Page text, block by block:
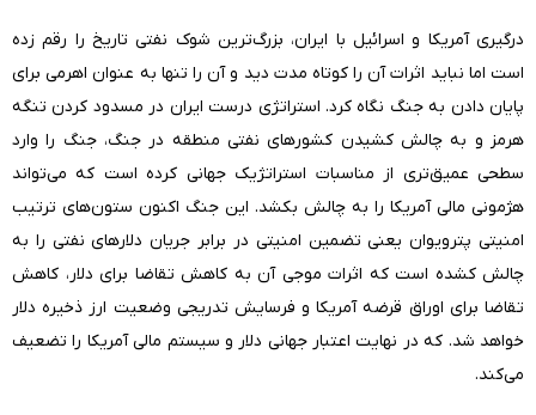
درگیری آمریکا و اسرائیل با ایران، بزرگ‌ترین شوک نفتی تاریخ را رقم زده
است اما نباید اثرات آن را کوتاه مدت دید و آن را تنها به عنوان اهرمی برای
پایان دادن به جنگ نگاه کرد. استراتژی درست ایران در مسدود کردن تنگه
هرمز و به چالش کشیدن کشورهای نفتی منطقه در جنگ، جنگ را وارد
سطحی عمیق‌تری از مناسبات استراتژیک جهانی کرده است که می‌تواند
هژمونی مالی آمریکا را به چالش بکشد. این جنگ اکنون ستون‌های ترتیب
امنیتی پترویوان یعنی تضمین امنیتی در برابر جریان دلارهای نفتی را به
چالش کشده است که اثرات موجی آن به کاهش تقاضا برای دلار، کاهش
تقاضا برای اوراق قرضه آمریکا و فرسایش تدریجی وضعیت ارز ذخیره دلار
خواهد شد. که در نهایت اعتبار جهانی دلار و سیستم مالی آمریکا را تضعیف
می‌کند.